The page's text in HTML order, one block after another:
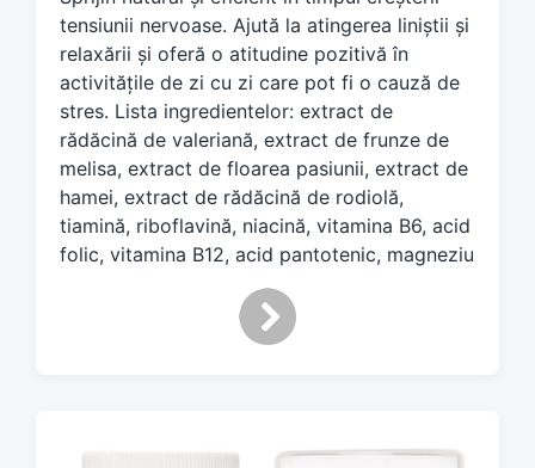
w
t
h
tensiunii nervoase. Ajută la atingerea liniștii și
relaxării și oferă o atitudine pozitivă în
activitățile de zi cu zi care pot fi o cauză de
stres. Lista ingredientelor: extract de
rădăcină de valeriană, extract de frunze de
melisa, extract de floarea pasiunii, extract de
hamei, extract de rădăcină de rodiolă,
tiamină, riboflavină, niacină, vitamina B6, acid
folic, vitamina B12, acid pantotenic, magneziu